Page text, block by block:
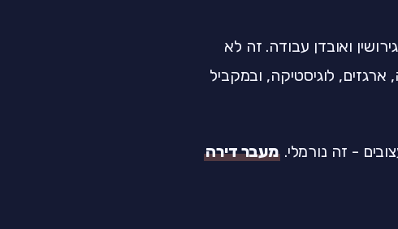
ואובדן עבודה. זה לא
לוגיסטיקה, ובמקביל
- זה נורמלי.מעבר דירה